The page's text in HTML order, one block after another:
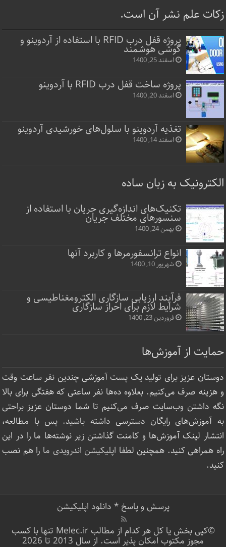
زکات علم نشر آن است.
پروژه قفل‌ درب RFID با استفاده از آردوینو و
گوشی هوشمند
اسفند 25, 1400
پروژه ساخت قفل‌ درب RFID با آردوینو
اسفند 20, 1400
تغذیه آردوینو با سلول‌های خورشیدی آردوینو
اسفند 14, 1400
الکترونیک به زبان ساده
تکنیک‌های اندازه‌گیری جریان با استفاده از
سنسورهای مختلف جریان
بهمن 24, 1400
انواع ترانسفورمرها و کاربرد آنها
شهریور 10, 1400
فرآیند ارزیابی سازگاری الکترومغناطیسی و
شرایط لازم برای احراز سازگاری
فروردین 23, 1400
حمایت از آموزش‌ها
دوستان عزیز برای تولید یک پست آموزشی چندین نفر ساعت‌ وقت
و هزینه صرف می‌کنیم. بعلاوه ده‌ها نفر ساعتی که هفتگی برای بالا
نگه داشتن وب‌سایت صرف ‌می‌کنیم تا شما دوستان عزیز براحتی
به آموزش‌های رایگان دسترسی داشته باشید. پس با مطالعه،
انتشار لینک‌ آموزش‌ها و کامنت گذاشتن زیر نوشته‌‌ها ما را در این
راه همراهی کنید. همچنین لطفا اپلیکیشن اندرویدی ما را هم نصب
کنید.
پرسش و پاسخ* دانلود اپلیکیشن
©کپی بخش یا کل هر کدام از مطالب Melec.ir تنها با کسب
مجوز مکتوب امکان پذیر است. از سال 2013 تا 2026